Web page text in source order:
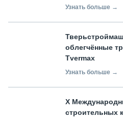
Узнать больше →
Тверьстроймаш
облегчённые
Tvermax
Узнать больше →
X
строительных